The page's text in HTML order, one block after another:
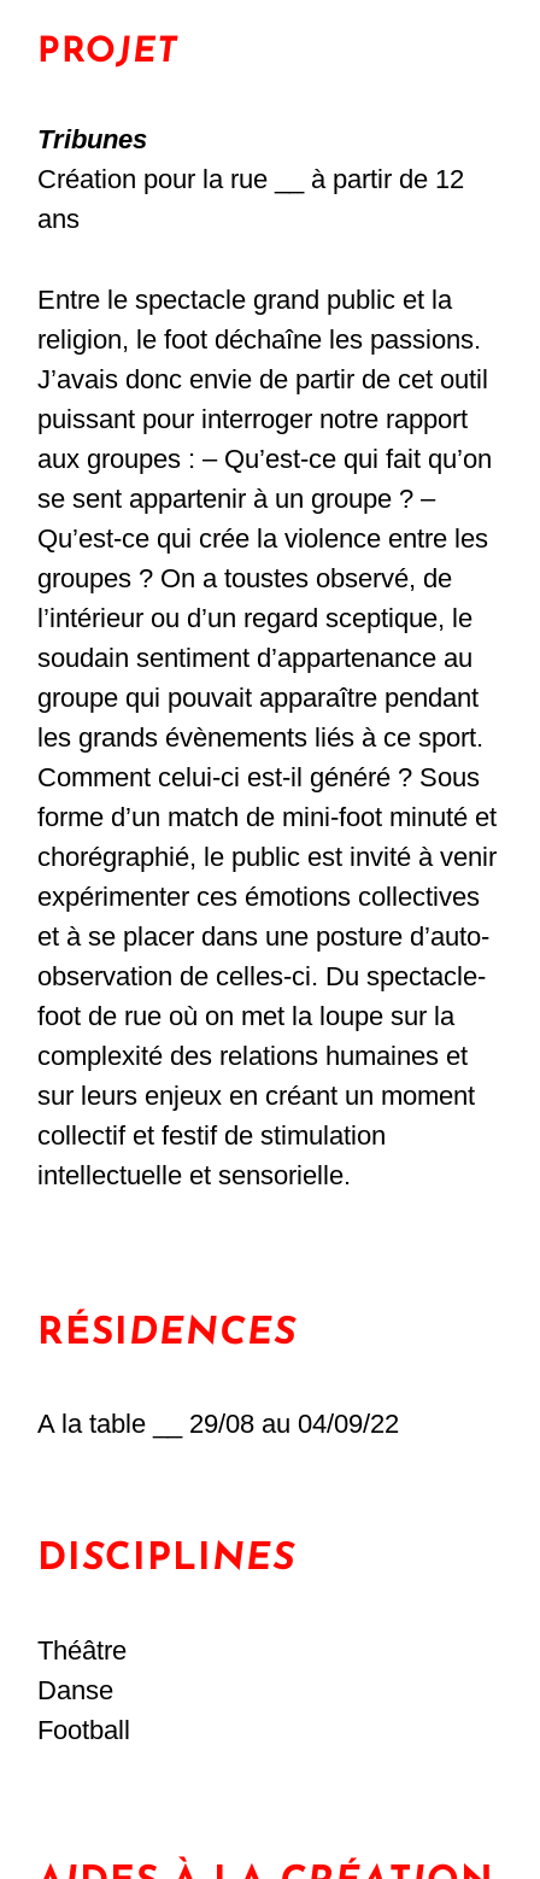
PROJET
Tribunes
Création pour la rue __ à partir de 12
ans
Entre le spectacle grand public et la
religion, le foot déchaîne les passions.
J’avais donc envie de partir de cet outil
puissant pour interroger notre rapport
aux groupes : – Qu’est-ce qui fait qu’on
se sent appartenir à un groupe ? –
Qu’est-ce qui crée la violence entre les
groupes ? On a toustes observé, de
l’intérieur ou d’un regard sceptique, le
soudain sentiment d’appartenance au
groupe qui pouvait apparaître pendant
les grands évènements liés à ce sport.
Comment celui-ci est-il généré ? Sous
forme d’un match de mini-foot minuté et
chorégraphié, le public est invité à venir
expérimenter ces émotions collectives
et à se placer dans une posture d’auto-
observation de celles-ci. Du spectacle-
foot de rue où on met la loupe sur la
complexité des relations humaines et
sur leurs enjeux en créant un moment
collectif et festif de stimulation
intellectuelle et sensorielle.
RÉSIDENCES
A la table __ 29/08 au 04/09/22
DISCIPLINES
Théâtre
Danse
Football